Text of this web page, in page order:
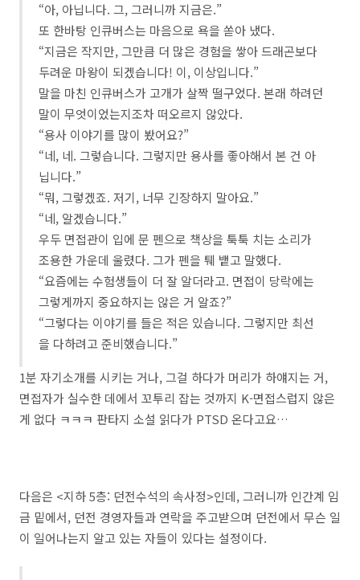
“아, 아닙니다. 그, 그러니까 지금은.”
또 한바탕 인큐버스는 마음으로 욕을 쏟아 냈다.
“지금은 작지만, 그만큼 더 많은 경험을 쌓아 드래곤보다
두려운 마왕이 되겠습니다! 이, 이상입니다.”
말을 마친 인큐버스가 고개가 살짝 떨구었다. 본래 하려던
말이 무엇이었는지조차 떠오르지 않았다.
“용사 이야기를 많이 봤어요?”
“네, 네. 그렇습니다. 그렇지만 용사를 좋아해서 본 건 아
닙니다.”
“뭐, 그렇겠죠. 저기, 너무 긴장하지 말아요.”
“네, 알겠습니다.”
우두 면접관이 입에 문 펜으로 책상을 툭툭 치는 소리가
조용한 가운데 울렸다. 그가 펜을 퉤 뱉고 말했다.
“요즘에는 수험생들이 더 잘 알더라고. 면접이 당락에는
그렇게까지 중요하지는 않은 거 알죠?”
“그렇다는 이야기를 들은 적은 있습니다. 그렇지만 최선
을 다하려고 준비했습니다.”
1분 자기소개를 시키는 거나, 그걸 하다가 머리가 하얘지는 거,
면접자가 실수한 데에서 꼬투리 잡는 것까지 K-면접스럽지 않은
게 없다 ㅋㅋㅋ 판타지 소설 읽다가 PTSD 온다고요…
다음은 <지하 5층: 던전수석의 속사정>인데, 그러니까 인간계 임
금 밑에서, 던전 경영자들과 연락을 주고받으며 던전에서 무슨 일
이 일어나는지 알고 있는 자들이 있다는 설정이다.